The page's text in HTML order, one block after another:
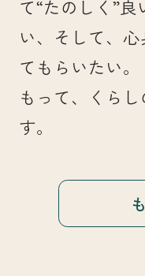
て“たのしく”
い、そして、
てもらいたい
もって、くら
す。